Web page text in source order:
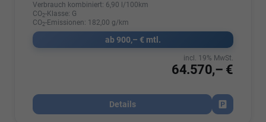
Verbrauch kombiniert: 6,90 l/100km
CO2-Klasse: G
CO2-Emissionen: 182,00 g/km
ab 900,– € mtl.
64.570,– €
incl. 19% MwSt.
Details
Fahrzeug